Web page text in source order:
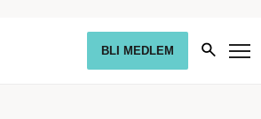
BLI MEDLEM